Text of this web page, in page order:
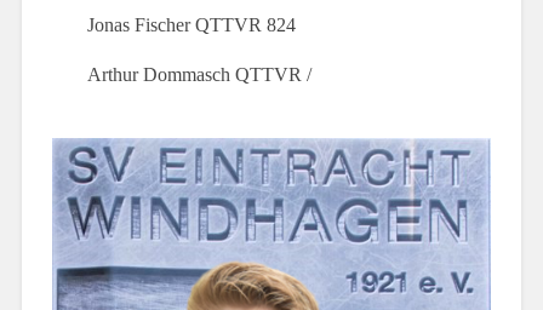
Jonas Fischer QTTVR 824
Arthur Dommasch QTTVR /